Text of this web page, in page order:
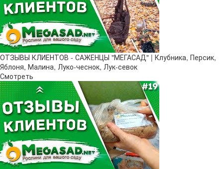
ОТЗЫВЫ КЛИЕНТОВ - САЖЕНЦЫ "МЕГАСАД" | Клубника, Персик,
Яблоня, Малина, Луко-чеснок, Лук-севок
Смотреть